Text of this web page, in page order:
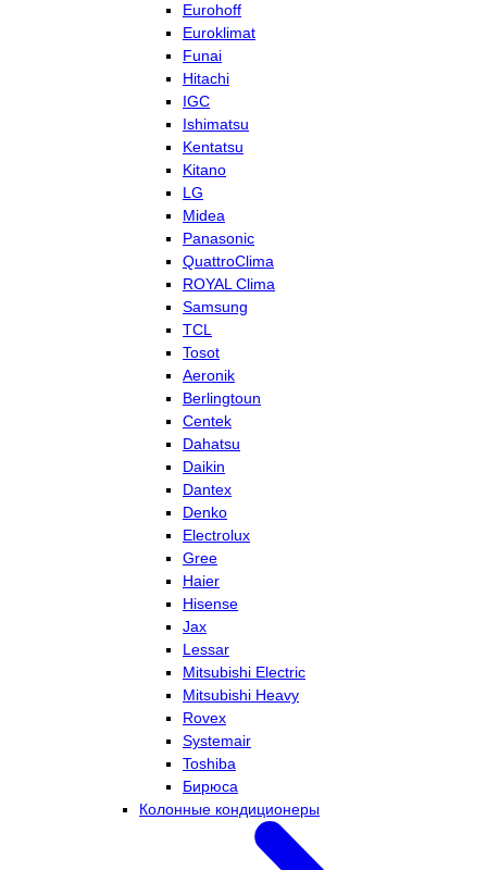
Eurohoff
Euroklimat
Funai
Hitachi
IGC
Ishimatsu
Kentatsu
Kitano
LG
Midea
Panasonic
QuattroClima
ROYAL Clima
Samsung
TCL
Tosot
Aeronik
Berlingtoun
Centek
Dahatsu
Daikin
Dantex
Denko
Electrolux
Gree
Haier
Hisense
Jax
Lessar
Mitsubishi Electric
Mitsubishi Heavy
Rovex
Systemair
Toshiba
Бирюса
Колонные кондиционеры